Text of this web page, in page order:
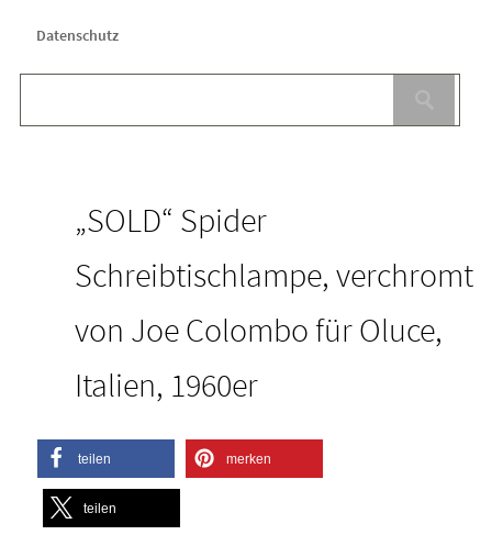
Datenschutz
„SOLD“ Spider
Schreibtischlampe, verchromt
von Joe Colombo für Oluce,
Italien, 1960er
teilen merken
teilen